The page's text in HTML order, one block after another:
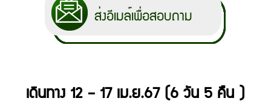
เดินทาง 12 – 17 เม.ย.67 (6 วัน 5 คืน )